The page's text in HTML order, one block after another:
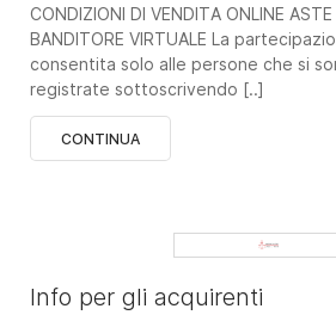
CONDIZIONI DI VENDITA ONLINE
BANDITORE VIRTUALE La
consentita solo alle persone che si
registrate sottoscrivendo [..]
CONTINUA
Info per gli acquirenti